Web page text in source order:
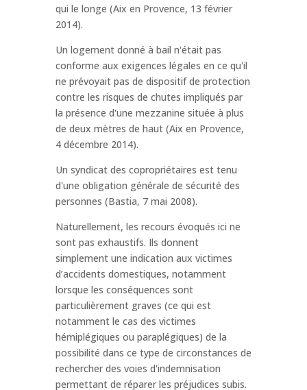
qui le longe (Aix en Provence, 13 février
2014).
Un logement donné à bail n'était pas
conforme aux exigences légales en ce qu'il
ne prévoyait pas de dispositif de protection
contre les risques de chutes impliqués par
la présence d'une mezzanine située à plus
de deux mètres de haut (Aix en Provence,
4 décembre 2014).
Un syndicat des copropriétaires est tenu
d'une obligation générale de sécurité des
personnes (Bastia, 7 mai 2008).
Naturellement, les recours évoqués ici ne
sont pas exhaustifs. Ils donnent
simplement une indication aux victimes
d’accidents domestiques, notamment
lorsque les conséquences sont
particulièrement graves (ce qui est
notamment le cas des victimes
hémiplégiques ou paraplégiques) de la
possibilité dans ce type de circonstances de
rechercher des voies d'indemnisation
permettant de réparer les préjudices subis.